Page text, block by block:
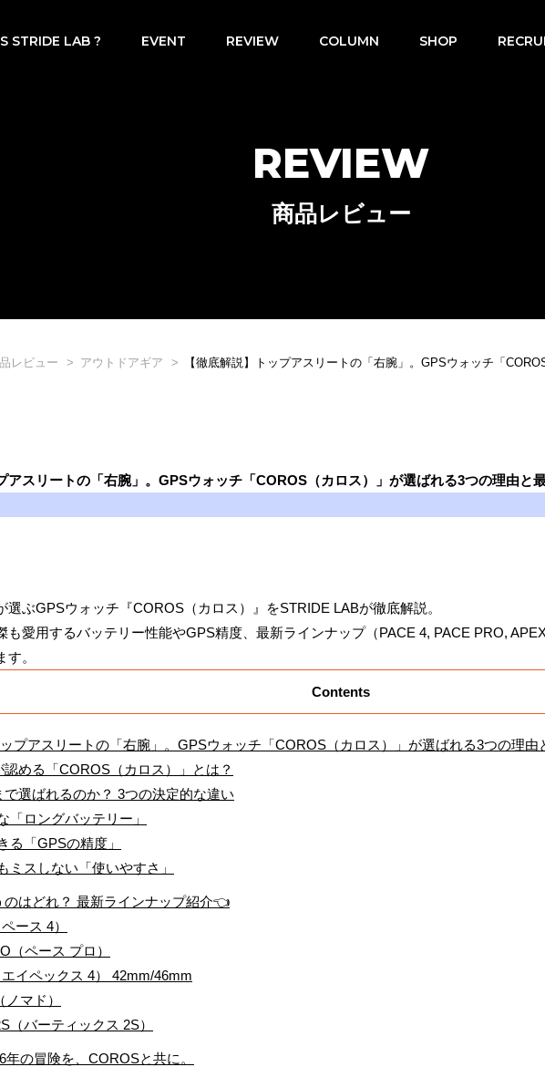
STRIDE LAB ? EVENT REVIEW COLUMN SHOP
REVIEW
商品レビュー
レビュー アウトドアギア
【徹底解説】トップアスリートの「右腕」。GPSウォッチ「
アスリートの「右腕」。GPSウォッチ「COROS（カロス）」が選ばれる3つの理由と
選ぶGPSウォッチ『COROS（カロス）』をSTRIDE LABが徹底解説。
も愛用するバッテリー性能やGPS精度、最新ラインナップ（PACE 4, PACE PRO,
。
Contents
ップアスリートの「右腕」。GPSウォッチ「COROS（カロス）」が選ばれる3つの理由
める「COROS（カロス）」とは？
で選ばれるのか？ 3つの決定的な違い
「ロングバッテリー」
る「GPSの精度」
ミスしない「使いやすさ」
のはどれ？ 最新ラインナップ紹介👈
ース 4）
（ペース プロ）
イペックス 4） 42mm/46mm
マド）
（バーティックス 2S）
年の冒険を、COROSと共に。